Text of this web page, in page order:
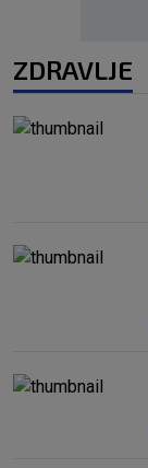
ZDRAVLJE